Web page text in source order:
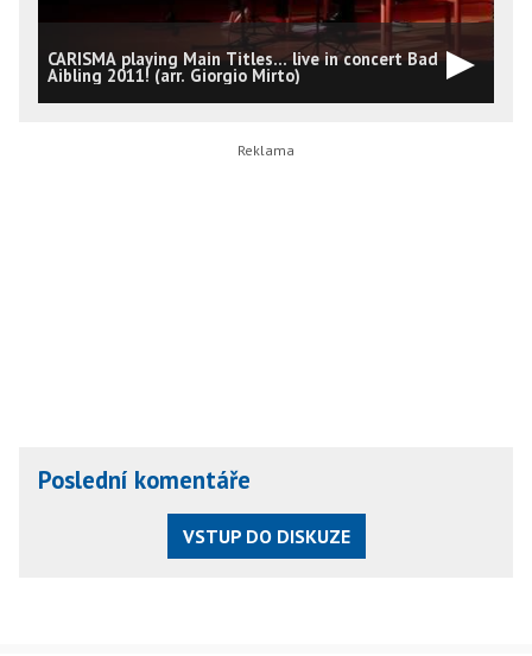
CARISMA playing Main Titles... live in concert Bad
Aibling 2011! (arr. Giorgio Mirto)
Poslední komentáře
VSTUP DO DISKUZE